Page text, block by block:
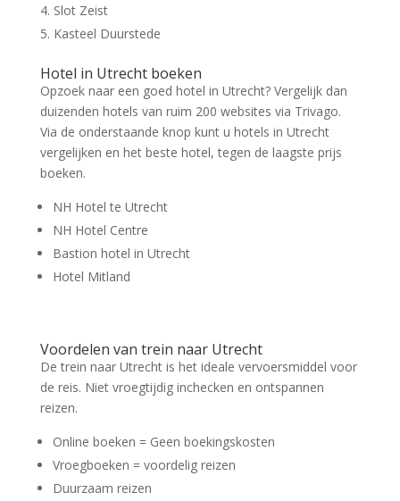
Slot Zeist
Kasteel Duurstede
Hotel in Utrecht boeken
Opzoek naar een goed hotel in Utrecht? Vergelijk dan
duizenden hotels van ruim 200 websites via Trivago.
Via de onderstaande knop kunt u hotels in Utrecht
vergelijken en het beste hotel, tegen de laagste prijs
boeken.
NH Hotel te Utrecht
NH Hotel Centre
Bastion hotel in Utrecht
Hotel Mitland
Voordelen van trein naar Utrecht
De trein naar Utrecht is het ideale vervoersmiddel voor
de reis. Niet vroegtijdig inchecken en ontspannen
reizen.
Online boeken = Geen boekingskosten
Vroegboeken = voordelig reizen
Duurzaam reizen